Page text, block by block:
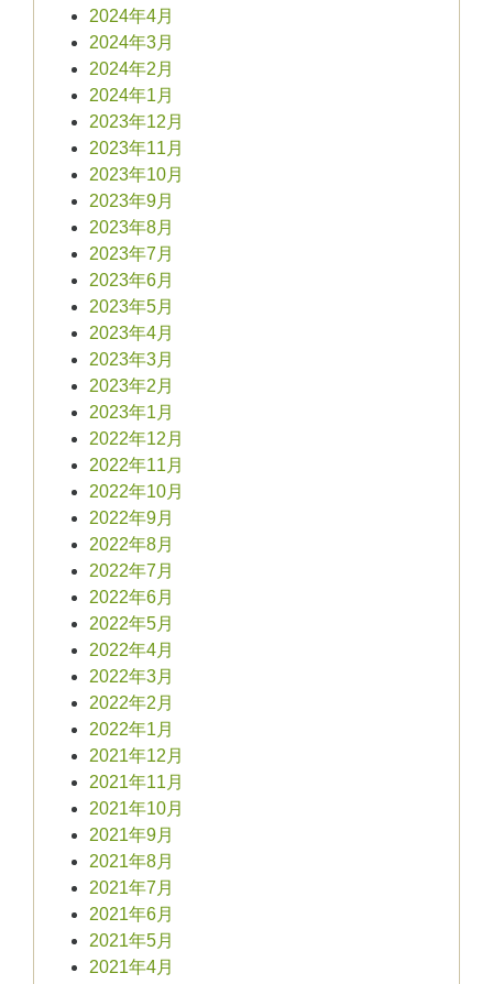
2024年4月
2024年3月
2024年2月
2024年1月
2023年12月
2023年11月
2023年10月
2023年9月
2023年8月
2023年7月
2023年6月
2023年5月
2023年4月
2023年3月
2023年2月
2023年1月
2022年12月
2022年11月
2022年10月
2022年9月
2022年8月
2022年7月
2022年6月
2022年5月
2022年4月
2022年3月
2022年2月
2022年1月
2021年12月
2021年11月
2021年10月
2021年9月
2021年8月
2021年7月
2021年6月
2021年5月
2021年4月